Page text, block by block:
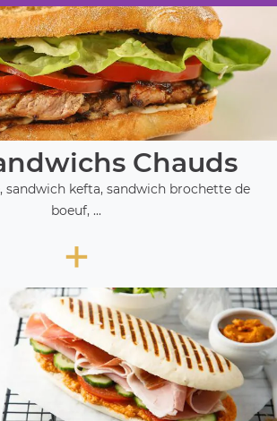
Chauds
sandwich kefta, sandwich brochette de
boeuf, ...
+